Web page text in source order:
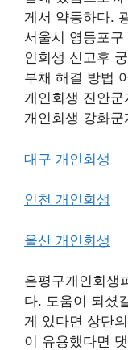
게서 약동하다.
서울시 영등포
인회생 신고후
부채 해결 방법
개인회생 진안
개인회생 강화
대구 개인회생
인천 개인회생
울산 개인회생
은평구개인회생
다. 도움이 되셨
게 있다면 상단
이 유용했다면